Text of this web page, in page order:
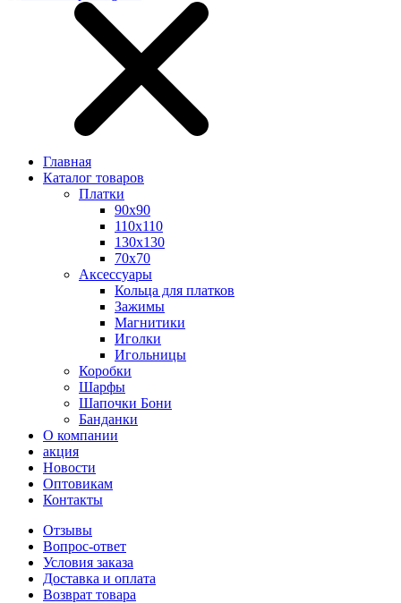
Главная
Каталог товаров
Платки
90x90
110x110
130x130
70х70
Аксессуары
Кольца для платков
Зажимы
Магнитики
Иголки
Игольницы
Коробки
Шарфы
Шапочки Бони
Банданки
О компании
акция
Новости
Оптовикам
Контакты
Отзывы
Вопрос-ответ
Условия заказа
Доставка и оплата
Возврат товара